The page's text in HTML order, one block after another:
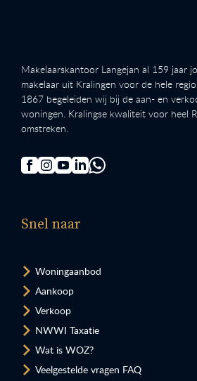
Makelaarskantoor Langejan al 159 jaar
makelaar uit Kralingen voor de hele
1867 begeleiden wij bij de aan- en
woningen. Kralingse kwaliteit voor heel
omstreken.
Snel naar
Woningaanbod
Aankoop
Verkoop
NWWI Taxatie
Wat is WOZ?
Veelgestelde vragen FAQ